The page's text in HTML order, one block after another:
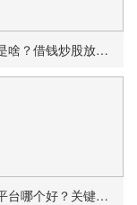
股票杠杆是啥？借钱炒股放大收益，风险也翻倍
炒股配资平台哪个好？关键看稳不稳，别只看杠杆